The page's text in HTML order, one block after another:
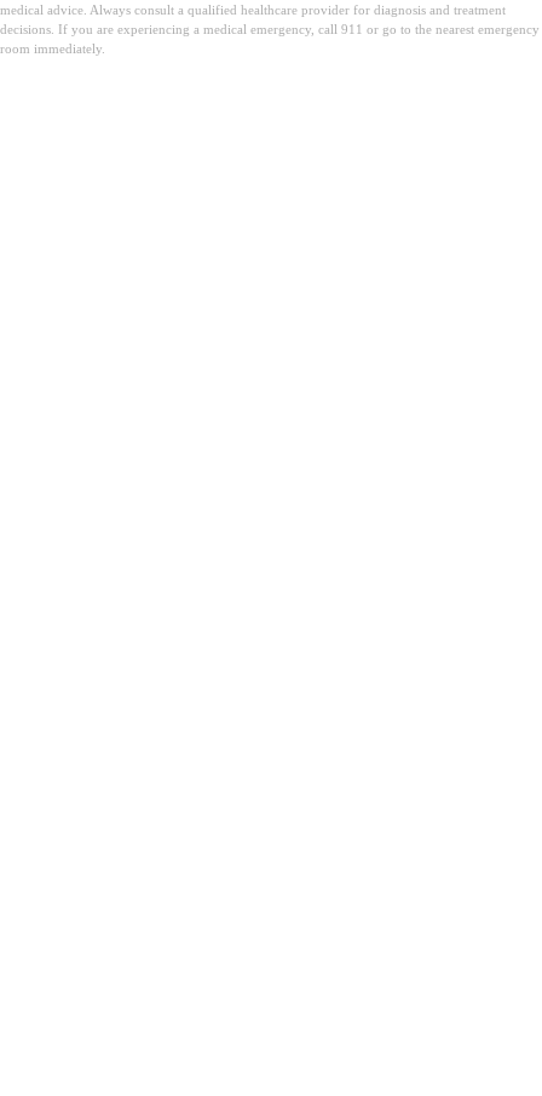
medical advice. Always consult a qualified healthcare provider for diagnosis and treatment
decisions. If you are experiencing a medical emergency, call 911 or go to the nearest emergency
room immediately.